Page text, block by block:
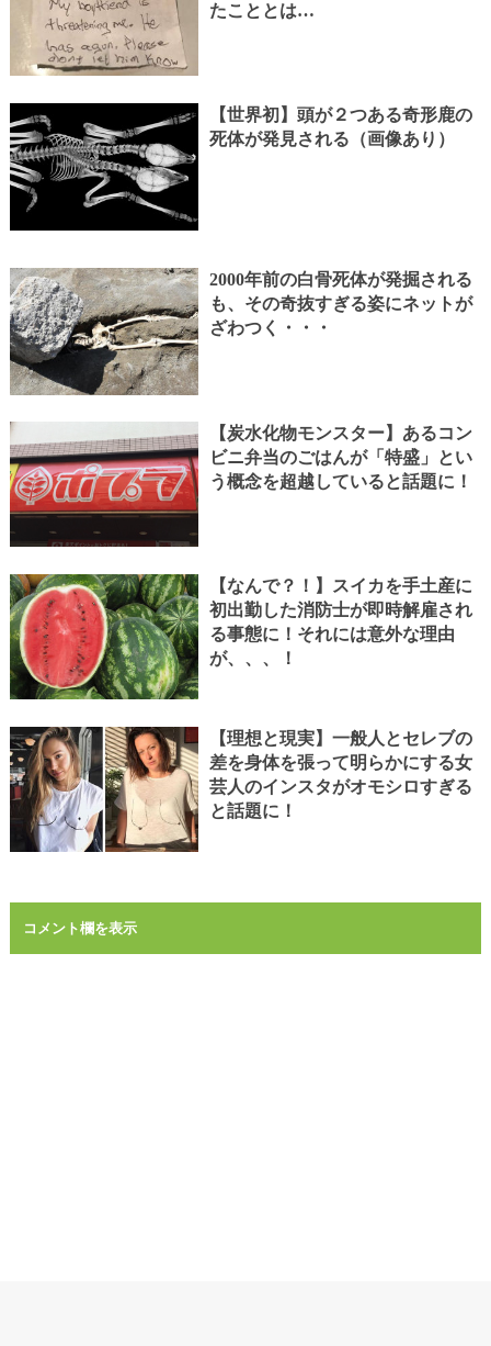
たこととは…
【世界初】頭が２つある奇形鹿の
死体が発見される（画像あり）
2000年前の白骨死体が発掘される
も、その奇抜すぎる姿にネットが
ざわつく・・・
【炭水化物モンスター】あるコン
ビニ弁当のごはんが「特盛」とい
う概念を超越していると話題に！
【なんで？！】スイカを手土産に
初出勤した消防士が即時解雇され
る事態に！それには意外な理由
が、、、！
【理想と現実】一般人とセレブの
差を身体を張って明らかにする女
芸人のインスタがオモシロすぎる
と話題に！
コメント欄を表示